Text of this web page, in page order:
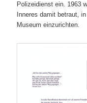
Polizeidienst ein. 1963
Inneres damit betraut,
Museum einzurichten.